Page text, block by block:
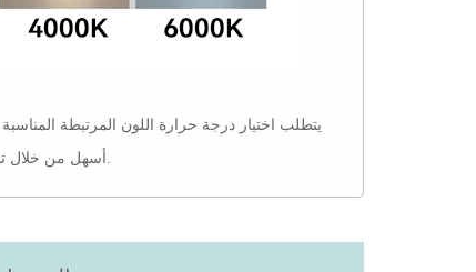
يتطلب اختيار درجة حرارة اللون المرتبطة